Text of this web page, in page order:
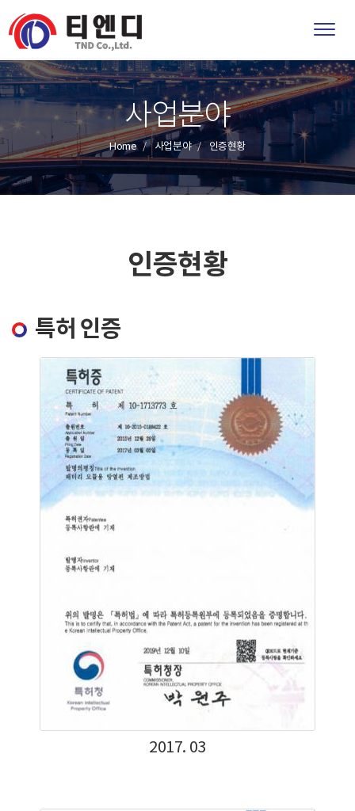
사업분야
Home 사업분야 인증현황
인증현황
특허 인증
2017. 03